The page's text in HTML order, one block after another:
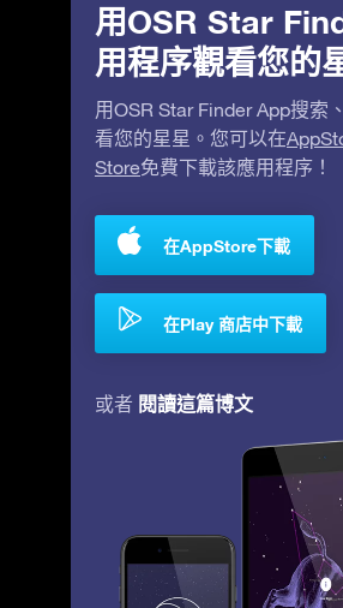
用OSR Star
用程序觀看您的
用OSR Star Finder App搜索
看您的星星。您可以在
Store免費下載該應用程序！
在AppStore下載
在Play 商店中下載
或者 閱讀這篇博文